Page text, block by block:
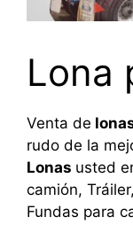
Lona
Venta de
rudo de la
Lonas usted
camión,
Fundas para